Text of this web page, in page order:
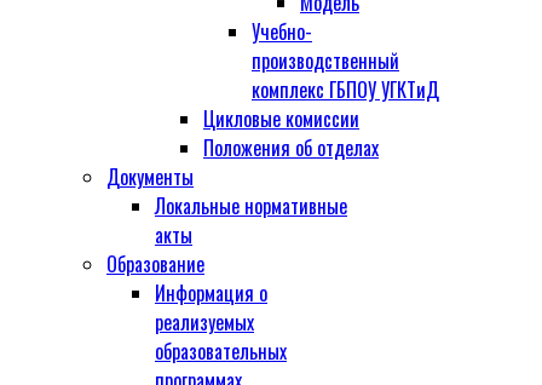
Учебно-
производственный
комплекс ГБПОУ УГКТиД
Цикловые комиссии
Положения об отделах
Документы
Локальные нормативные
акты
Образование
Информация о
реализуемых
образовательных